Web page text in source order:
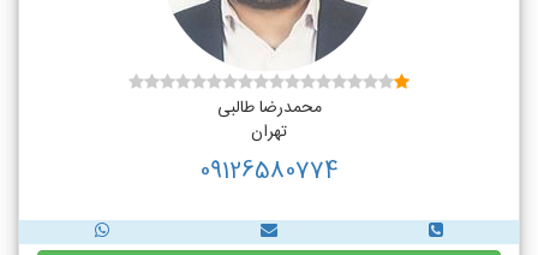
محمدرضا طالبی
تهران
09126580774